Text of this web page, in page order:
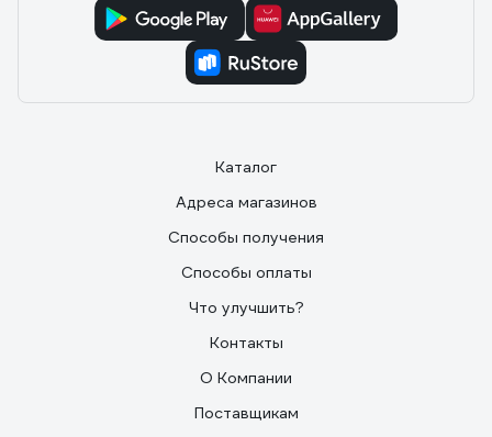
Каталог
Адреса магазинов
Способы получения
Способы оплаты
Что улучшить?
Контакты
О Компании
Поставщикам